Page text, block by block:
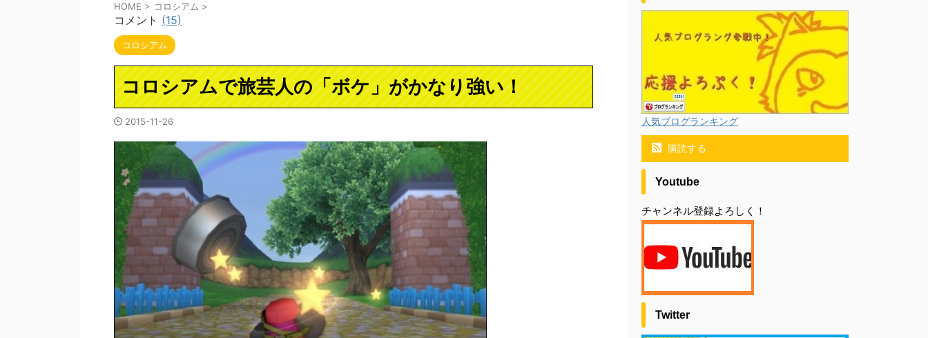
HOME > コロシアム >
コメント (15)
コロシアム
コロシアムで旅芸人の「ボケ」がかなり強い！
2015-11-26 人気ブログランキング
購読する
Youtube
チャンネル登録よろしく！
Twitter